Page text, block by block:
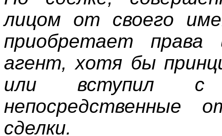
лицом от своего
приобретает права
агент, хотя бы
или вступил
непосредственные
сделки.